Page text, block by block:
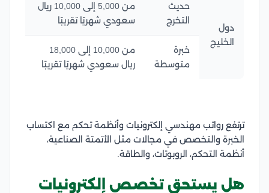
دول
الخليج
حديث
التخرج
من 5,000 إلى 10,000 ريال
سعودي شهريًا تقريبًا
خبرة
متوسطة
من 10,000 إلى 18,000
ريال سعودي شهريًا تقريبًا
ترتفع رواتب مهندسي إلكترونيات وأنظمة تحكم مع اكتساب
الخبرة والتخصص في مجالات مثل الأتمتة الصناعية،
أنظمة التحكم، الروبوتات، والطاقة.
هل يستحق تخصص إلكترونيات